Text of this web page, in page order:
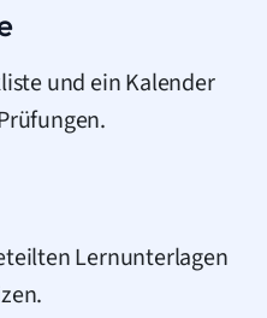
und ein Kalender
Lernunterlagen